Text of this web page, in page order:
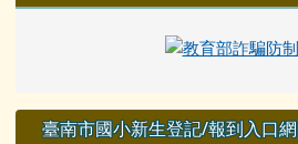
臺南市國小新生登記/報到入口網